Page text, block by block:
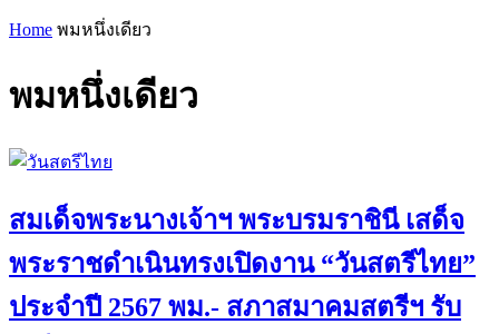
Home พมหนึ่งเดียว
พมหนึ่งเดียว
สมเด็จพระนางเจ้าฯ พระบรมราชินี เสด็จ
พระราชดำเนินทรงเปิดงาน “วันสตรีไทย”
ประจำปี 2567 พม.- สภาสมาคมสตรีฯ รับ